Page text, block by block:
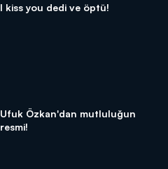
I kiss you dedi ve öptü!
Ufuk Özkan'dan mutluluğun
resmi!